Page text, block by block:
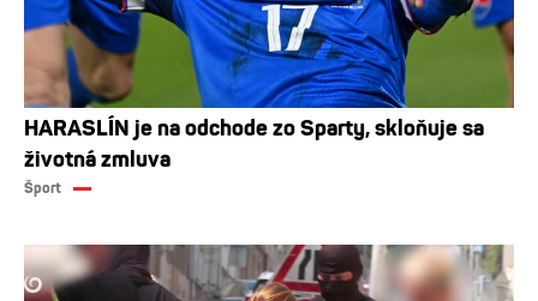
HARASLÍN je na odchode zo Sparty, skloňuje sa
životná zmluva
Šport